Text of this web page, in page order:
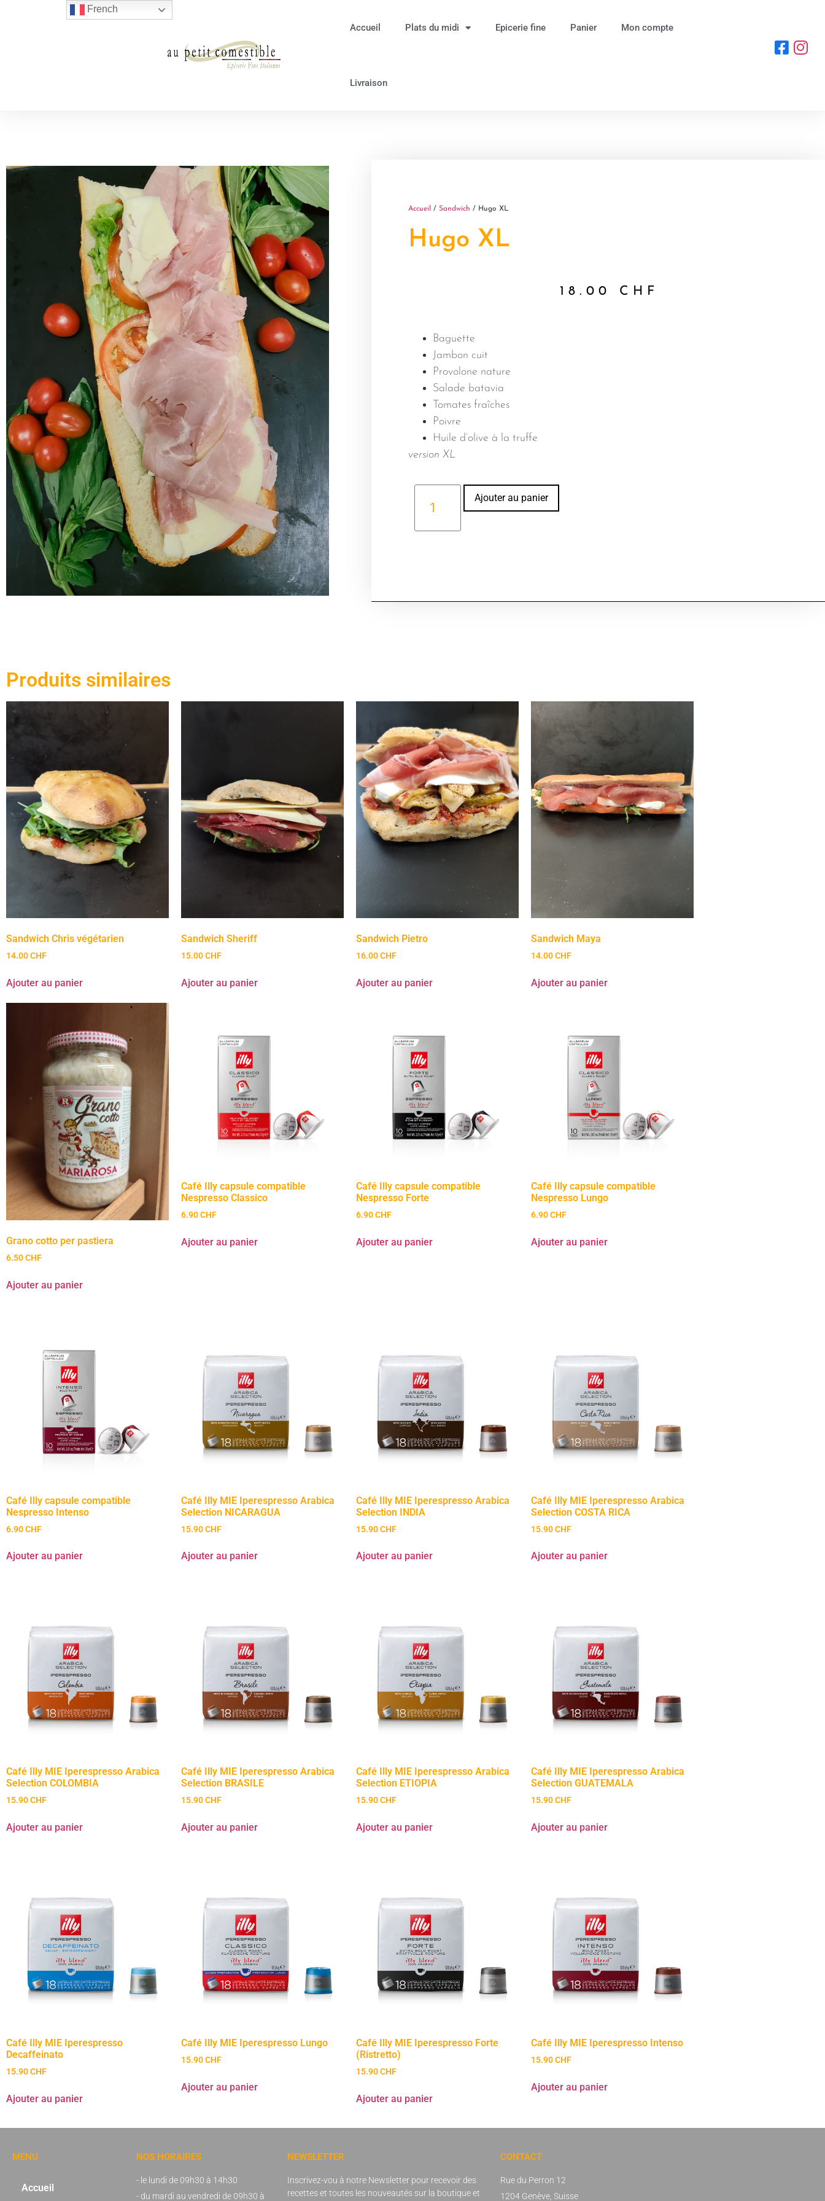
Accueil Plats du midi Epicerie fine Panier Mon compte
Livraison
Accueil / Sandwich / Hugo XL
Hugo XL
18.00 CHF
Baguette
Jambon cuit
Provolone nature
Salade batavia
Tomates fraîches
Poivre
Huile d’olive à la truffe
version XL
Ajouter au panier
Produits similaires
Sandwich Chris végétarien
14.00CHF
Ajouter au panier
Sandwich Sheriff
15.00CHF
Ajouter au panier
Sandwich Pietro
16.00CHF
Ajouter au panier
Sandwich Maya
14.00CHF
Ajouter au panier
Grano cotto per pastiera
6.50CHF
Ajouter au panier
Café Illy capsule compatible
Nespresso Classico
6.90CHF
Ajouter au panier
Café Illy capsule compatible
Nespresso Forte
6.90CHF
Ajouter au panier
Café Illy capsule compatible
Nespresso Lungo
6.90CHF
Ajouter au panier
Café Illy capsule compatible
Nespresso Intenso
6.90CHF
Ajouter au panier
Café Illy MIE Iperespresso Arabica
Selection NICARAGUA
15.90CHF
Ajouter au panier
Café Illy MIE Iperespresso Arabica
Selection INDIA
15.90CHF
Ajouter au panier
Café Illy MIE Iperespresso Arabica
Selection COSTA RICA
15.90CHF
Ajouter au panier
Café Illy MIE Iperespresso Arabica
Selection COLOMBIA
15.90CHF
Ajouter au panier
Café Illy MIE Iperespresso Arabica
Selection BRASILE
15.90CHF
Ajouter au panier
Café Illy MIE Iperespresso Arabica
Selection ETIOPIA
15.90CHF
Ajouter au panier
Café Illy MIE Iperespresso Arabica
Selection GUATEMALA
15.90CHF
Ajouter au panier
Café Illy MIE Iperespresso
Decaffeinato
15.90CHF
Ajouter au panier
Café Illy MIE Iperespresso Lungo
15.90CHF
Ajouter au panier
Café Illy MIE Iperespresso Forte
(Ristretto)
15.90CHF
Ajouter au panier
Café Illy MIE Iperespresso Intenso
15.90CHF
Ajouter au panier
MENU
Accueil
NOS HORAIRES
- le lundi de 09h30 à 14h30
- du mardi au vendredi de 09h30 à
NEWSLETTER
Inscrivez-vou à notre Newsletter pour recevoir des
recettes et toutes les nouveautés sur la boutique et
CONTACT
Rue du Perron 12
1204 Genève, Suisse
French